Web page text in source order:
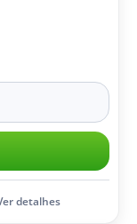
detalhes